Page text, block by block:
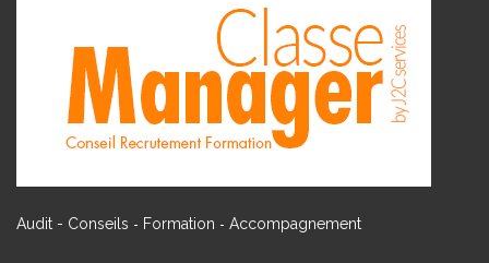
Audit - Conseils - Formation - Accompagnement